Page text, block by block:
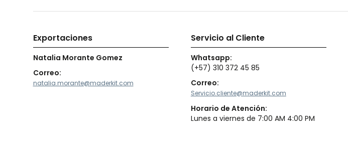
Exportaciones
Natalia Morante Gomez
Correo:
natalia.morante@maderkit.com
Servicio al Cliente
Whatsapp:
(+57) 310 372 45 85
Correo:
Servicio.cliente@maderkit.com
Horario de Atención:
Lunes a viernes de 7:00 AM 4:00 PM